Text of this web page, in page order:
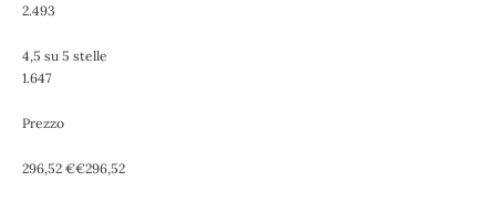
2.493
4,5 su 5 stelle
1.647
Prezzo
296,52 €€296,52